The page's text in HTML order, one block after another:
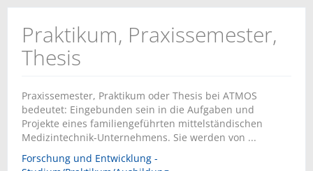
Praktikum, Praxissemester,
Thesis
Praxissemester, Praktikum oder Thesis bei ATMOS
bedeutet: Eingebunden sein in die Aufgaben und
Projekte eines familiengeführten mittelständischen
Medizintechnik-Unternehmens. Sie werden von ...
Forschung und Entwicklung -